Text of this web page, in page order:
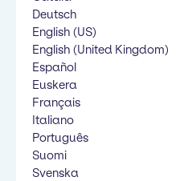
Deutsch
English (US)
English (United Kingdom)
Español
Euskera
Français
Italiano
Português
Suomi
Svenska